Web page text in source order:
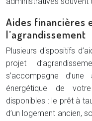
Aides financières
l’agrandissement
Plusieurs dispositifs
projet
s’accompagne
énergétique de
disponibles : le prêt à
d’un logement ancien,